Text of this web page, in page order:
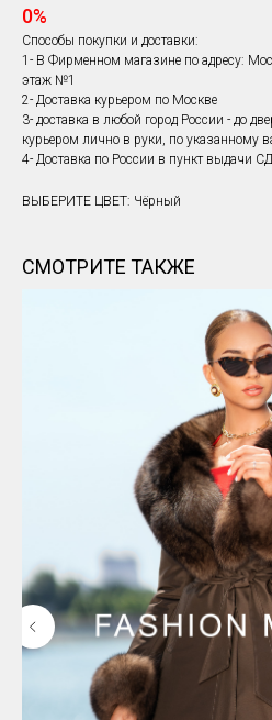
0%
Способы покупки и доставки:
1- В Фирменном магазине по адресу:
этаж №1
2- Доставка курьером по Москве
3- доставка в любой город России - до
курьером лично в руки, по указанному
4- Доставка по России в пункт выдачи
ВЫБЕРИТЕ ЦВЕТ: Чёрный
СМОТРИТЕ ТАКЖЕ